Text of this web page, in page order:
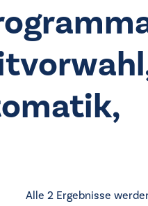
Alle 2 Ergebnisse